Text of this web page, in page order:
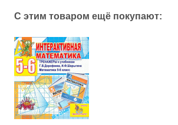
С этим товаром ещё покупают: